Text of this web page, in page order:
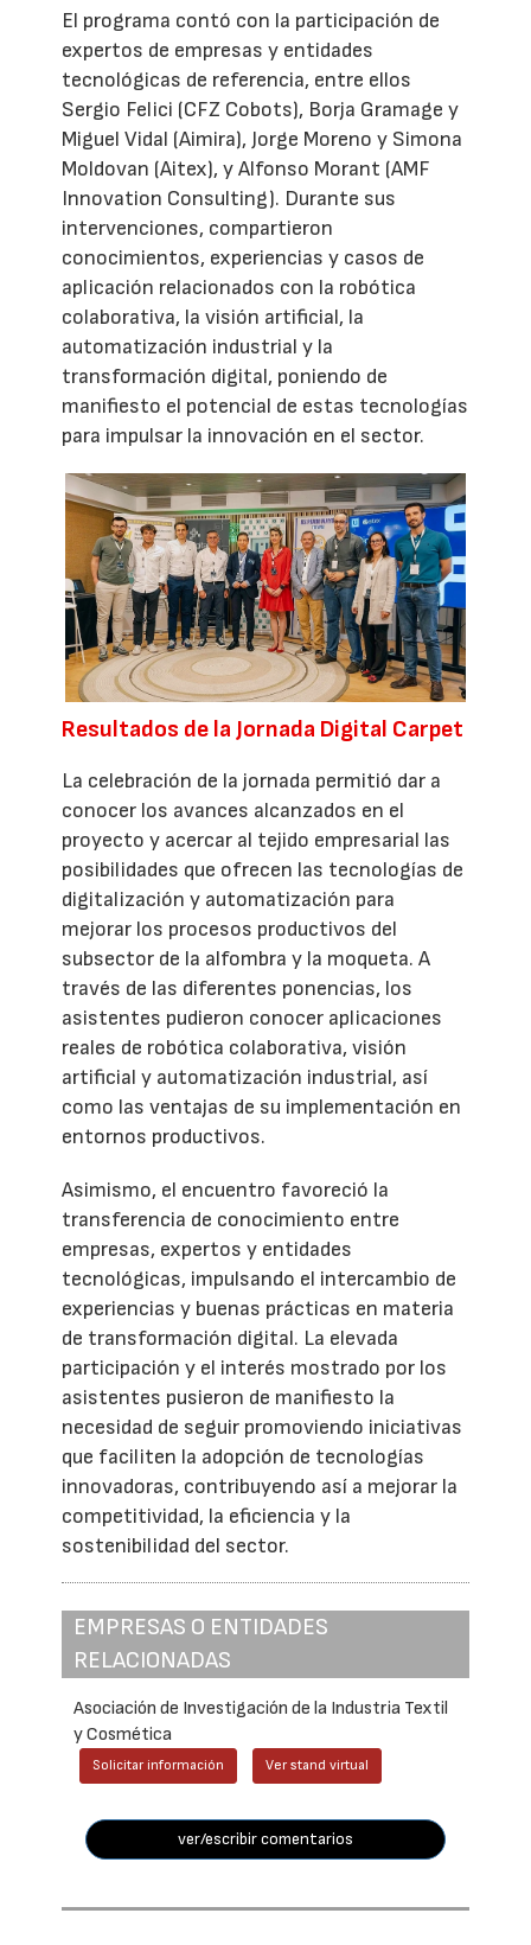
El programa contó con la participación de
expertos de empresas y entidades
tecnológicas de referencia, entre ellos
Sergio Felici (CFZ Cobots), Borja Gramage y
Miguel Vidal (Aimira), Jorge Moreno y Simona
Moldovan (Aitex), y Alfonso Morant (AMF
Innovation Consulting). Durante sus
intervenciones, compartieron
conocimientos, experiencias y casos de
aplicación relacionados con la robótica
colaborativa, la visión artificial, la
automatización industrial y la
transformación digital, poniendo de
manifiesto el potencial de estas tecnologías
para impulsar la innovación en el sector.
Resultados de la Jornada Digital Carpet
La celebración de la jornada permitió dar a
conocer los avances alcanzados en el
proyecto y acercar al tejido empresarial las
posibilidades que ofrecen las tecnologías de
digitalización y automatización para
mejorar los procesos productivos del
subsector de la alfombra y la moqueta. A
través de las diferentes ponencias, los
asistentes pudieron conocer aplicaciones
reales de robótica colaborativa, visión
artificial y automatización industrial, así
como las ventajas de su implementación en
entornos productivos.
Asimismo, el encuentro favoreció la
transferencia de conocimiento entre
empresas, expertos y entidades
tecnológicas, impulsando el intercambio de
experiencias y buenas prácticas en materia
de transformación digital. La elevada
participación y el interés mostrado por los
asistentes pusieron de manifiesto la
necesidad de seguir promoviendo iniciativas
que faciliten la adopción de tecnologías
innovadoras, contribuyendo así a mejorar la
competitividad, la eficiencia y la
sostenibilidad del sector.
EMPRESAS O ENTIDADES
RELACIONADAS
Asociación de Investigación de la Industria Textil
y Cosmética
Solicitar información Ver stand virtual
ver/escribir comentarios